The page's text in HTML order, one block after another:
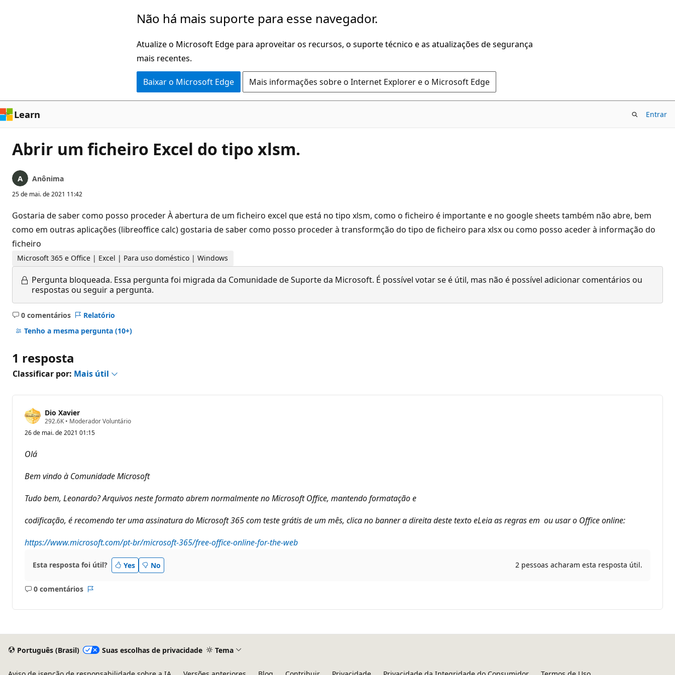
Não há mais suporte para esse navegador.
Atualize o Microsoft Edge para aproveitar os recursos, o suporte técnico e as atualizações de segurança
mais recentes.
Baixar o Microsoft Edge Mais informações sobre o Internet Explorer e o Microsoft Edge
Learn Entrar
Abrir um ficheiro Excel do tipo xlsm.
Anônima
25 de mai. de 2021 11:42
Gostaria de saber como posso proceder À abertura de um ficheiro excel que está no tipo xlsm, como o ficheiro é importante e no google sheets também não abre, bem
como em outras aplicações (libreoffice calc) gostaria de saber como posso proceder à transformção do tipo de ficheiro para xlsx ou como posso aceder à informação do
ficheiro
Microsoft 365 e Office | Excel | Para uso doméstico | Windows
Pergunta bloqueada. Essa pergunta foi migrada da Comunidade de Suporte da Microsoft. É possível votar se é útil, mas não é possível adicionar comentários ou
respostas ou seguir a pergunta.
0 comentários
Sem
comentários
Relatório
Tenho a mesma pergunta (10+)
1 resposta
Classificar por: Mais útil
Dio Xavier
292.6K P
n
e
r
p
u
ç
o
• Moderador Voluntário
26 de mai. de 2021 01:15
Olá
Bem vindo à Comunidade Microsoft
Tudo bem, Leonardo? Arquivos neste formato abrem normalmente no Microsoft Office, mantendo formatação e
codificação, é recomendo ter uma assinatura do Microsoft 365 com teste grátis de um mês, clica no banner a direita deste texto eLeia as regras em ou usar o Office online:
https://www.microsoft.com/pt-br/microsoft-365/free-office-online-for-the-web
Esta resposta foi útil? Yes No 2 pessoas acharam esta resposta útil.
0 comentários
Sem
Português (Brasil) Suas escolhas de privacidade Tema